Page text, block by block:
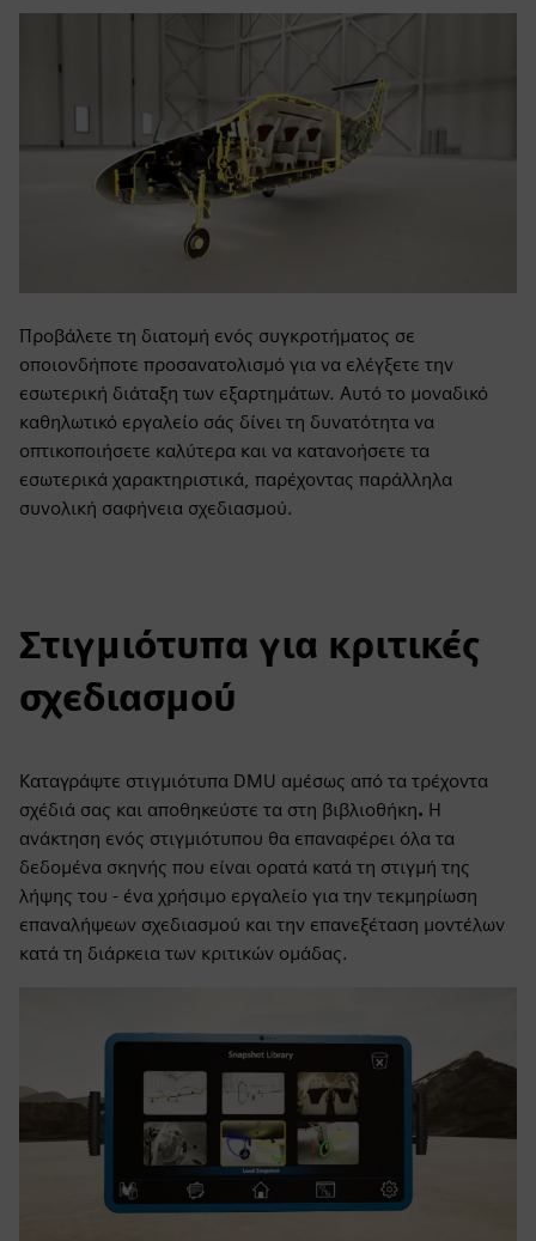
Προβάλετε τη διατομή ενός συγκροτήματος σε
οποιονδήποτε προσανατολισμό για να ελέγξετε την
εσωτερική διάταξη των εξαρτημάτων. Αυτό το μοναδικό
καθηλωτικό εργαλείο σάς δίνει τη δυνατότητα να
οπτικοποιήσετε καλύτερα και να κατανοήσετε τα
εσωτερικά χαρακτηριστικά, παρέχοντας παράλληλα
συνολική σαφήνεια σχεδιασμού.
Στιγμιότυπα για κριτικές
σχεδιασμού
Καταγράψτε στιγμιότυπα DMU αμέσως από τα τρέχοντα
σχέδιά σας και αποθηκεύστε τα στη βιβλιοθήκη. Η
ανάκτηση ενός στιγμιότυπου θα επαναφέρει όλα τα
δεδομένα σκηνής που είναι ορατά κατά τη στιγμή της
λήψης του - ένα χρήσιμο εργαλείο για την τεκμηρίωση
επαναλήψεων σχεδιασμού και την επανεξέταση μοντέλων
κατά τη διάρκεια των κριτικών ομάδας.